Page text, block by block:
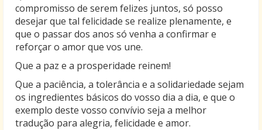
compromisso de serem felizes juntos, só posso
desejar que tal felicidade se realize plenamente, e
que o passar dos anos só venha a confirmar e
reforçar o amor que vos une.
Que a paz e a prosperidade reinem!
Que a paciência, a tolerância e a solidariedade sejam
os ingredientes básicos do vosso dia a dia, e que o
exemplo deste vosso convívio seja a melhor
tradução para alegria, felicidade e amor.